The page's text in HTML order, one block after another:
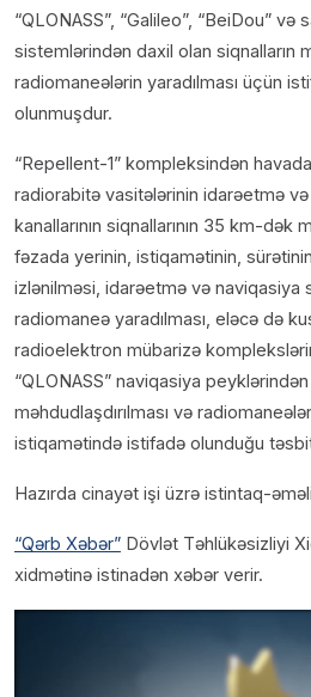
“QLONASS”, “Galileo”, “BeiDou”
sistemlərindən daxil olan siqnalların
radiomaneələrin yaradılması üçün
olunmuşdur.
“Repellent-1” kompleksindən
radiorabitə vasitələrinin idarəetmə
kanallarının siqnallarının 35 km-dək
fəzada yerinin, istiqamətinin,
izlənilməsi, idarəetmə və naviqasiya
radiomaneə yaradılması, eləcə də
radioelektron mübarizə
“QLONASS” naviqasiya
məhdudlaşdırılması və
istiqamətində istifadə olunduğu
Hazırda cinayət işi üzrə istintaq-
“Qərb Xəbər” Dövlət Təhlükəsizliyi
xidmətinə istinadən xəbər verir.